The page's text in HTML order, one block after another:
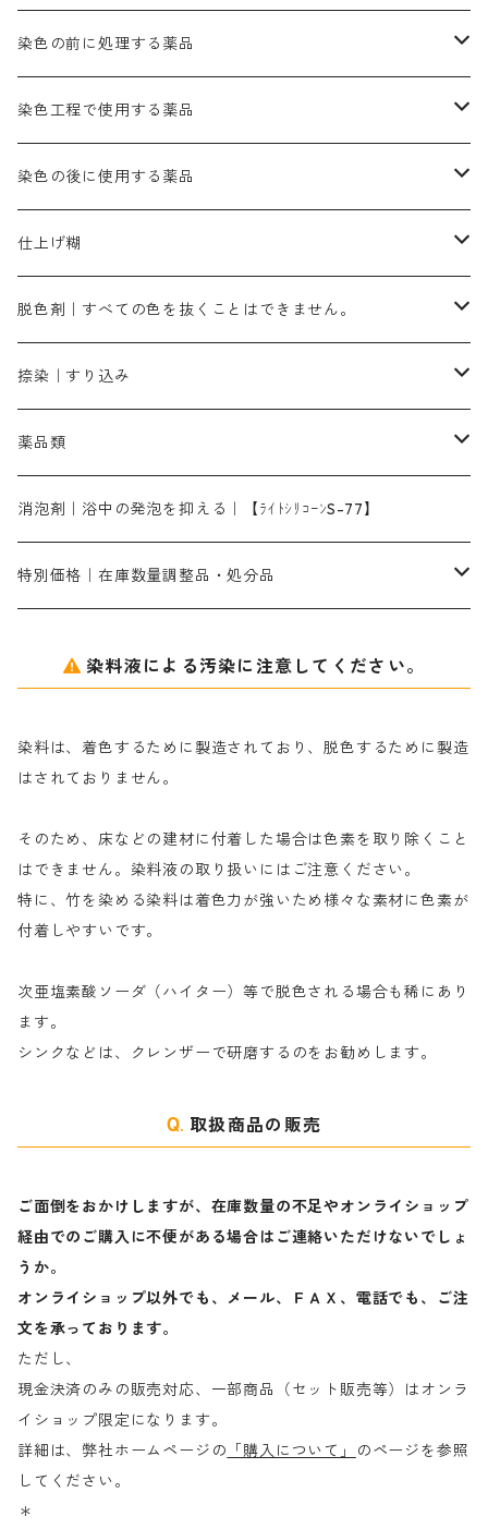
染料一覧ー100g入り
染料一覧ー500g入り
黒色系
1kg
ピンクMB｜ピンク色
ローズMB｜鮮やかなピンク色）
ブルーMB（定番の色合い）
スカイブルーMG｜緑みの空色
ターキスブルーHNG｜緑みの空色
バイオレットMFB
緑色系
ダークグリンMG（定番の色合い）
グリーンMB｜緑色
茶色系
ダークブロンMFB｜こげ茶色
ブロンHNR｜こげ茶色
黒色系
ブラックMK（赤みの黒色）
ブラックMG（青みの黒色）
白色系（定番の色合い）
ネオホワイトR
カッチ｜茶系
霧島産・晩秋茶｜黄金色（赤みの黄色）｜準備中
ハイドロサルファイトコンク
45cm×45cm（ハンカチ）｜端の始末も綿糸｜タグなし
54cm×54cm（バンダナ）｜端の始末も綿糸｜タグなし
ローダミンB｜赤紫色｜マゼンダ色
酸性剤
ソーダ灰｜アルカリ性のPH調整剤
硫酸第一鉄｜鉄媒染剤
刷毛
摺込み刷毛（スリコミハケ）ー夏毛（硬いタイプ）
摺込み刷毛（スリコミハケ）ー冬毛（柔らかいタイプ）
片羽刷毛
ローケツ筆
ローケツ用筆｜1本～販売
ローケツ用筆ー10%off｜20本セットお取り寄せ品
洋型紙（9番手｜中薄口、10番手｜中厚口）
有償サンプル品｜約20cm×27cm
洋型紙9番手｜中薄口｜約54cm×110cm
張木｜入荷待ち
伸子
型洗いブラシ
染色の前に処理する薬品
精練剤｜汚れ落とし剤｜針状マルセル石鹸
糊落とし剤｜ソルベンCA
濃染処理剤｜ソルバックスPS－900
染色工程で使用する薬品
染料の吸収促進剤
酢酸｜絹・羊毛・ナイロンに使用する
芒硝｜綿・麻の染色に使用する。
染料のムラ染め抑制剤（均染剤）
アゾリン200％｜綿・麻・絹・羊毛・ナイロンの染色
レオニールEHC｜反応染料用
染料の浸透剤
ソルバライトS-70｜各種繊維の浸し染めに使用可能
染料の定着向上剤
ライトフィックスAコンク｜綿・麻もしくは直接染料で染めた素材
シルクフィックス３A｜絹の染料定着向上剤
アルカリ剤｜反応染料用
ソーダ灰
染料溶解剤
セレナゾールPDN｜各種染料の染料溶解剤
染色の後に使用する薬品
ソーピング剤｜未定着の染料を除去すること
ネオポールB－300｜反応染料のソーピング剤
仕上げ剤｜柔軟・平滑剤
白場汚染防止剤
仕上げ糊
カルボキシメチルセルロース（CMC）
海藻系
たんぱく質系
化学糊（PVA）
防腐剤｜アルカリ性
脱色剤｜すべての色を抜くことはできません。
脱色剤
全体脱色｜ハイドロサルファイトコンク
部分脱色｜デグロリンSコンク
脱色助剤｜浸透・複色抑制剤
メイプロガムNP｜にじみ防止剤
アミラヂンD｜浸透・複色抑制剤
捺染｜すり込み
染料溶解剤｜染料の均一な浸透・吸着を補助する
捺染糊
メイプロガムNP（綿・麻・絹用｜直接・酸性・含金染料用）
白場汚染防止剤｜ソーピング剤｜水洗する際の再汚染防止剤
薬品類
ア行
カ行
ナ行
ハ行
マ行
消泡剤｜浴中の発泡を抑える｜【ﾗｲﾄｼﾘｺｰﾝS-77】
特別価格｜在庫数量調整品・処分品
粉末顔料
綿・麻を染める染料
絹・羊毛を染める染料
染料液による汚染に注意してください。
染料は、着色するために製造されており、脱色するために製造
はされておりません。
そのため、床などの建材に付着した場合は色素を取り除くこと
はできません。染料液の取り扱いにはご注意ください。
特に、竹を染める染料は着色力が強いため様々な素材に色素が
付着しやすいです。
次亜塩素酸ソーダ（ハイター）等で脱色される場合も稀にあり
ます。
シンクなどは、クレンザーで研磨するのをお勧めします。
取扱商品の販売
ご面倒をおかけしますが、在庫数量の不足やオンライショップ
経由でのご購入に不便がある場合はご連絡いただけないでしょ
うか。
オンライショップ以外でも、メール、ＦＡＸ、電話でも、ご注
文を承っております。
ただし、
現金決済のみの販売対応、一部商品（セット販売等）はオンラ
イショップ限定になります。
詳細は、弊社ホームページの 「購入について」
のページを参照
してください。
＊